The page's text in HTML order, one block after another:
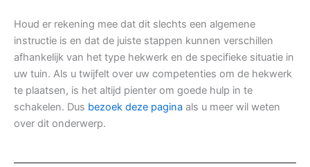
Houd er rekening mee dat dit slechts een algemene
instructie is en dat de juiste stappen kunnen verschillen
afhankelijk van het type hekwerk en de specifieke situatie in
uw tuin. Als u twijfelt over uw competenties om de hekwerk
te plaatsen, is het altijd pienter om goede hulp in te
schakelen. Dus bezoek deze pagina als u meer wil weten
over dit onderwerp.